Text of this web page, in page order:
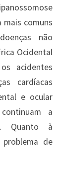
mais comuns
não
Ocidental
acidentes
cardíacas
e ocular
a
Quanto à
de